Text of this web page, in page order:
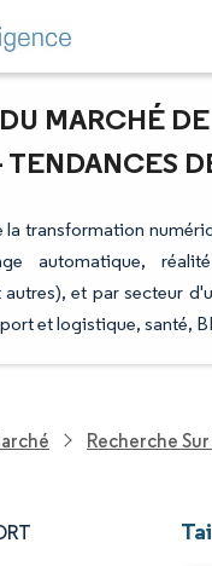
MARCHÉ
TENDANCES
la transformation
automatique,
et par secteur
et logistique, santé,
Recherche